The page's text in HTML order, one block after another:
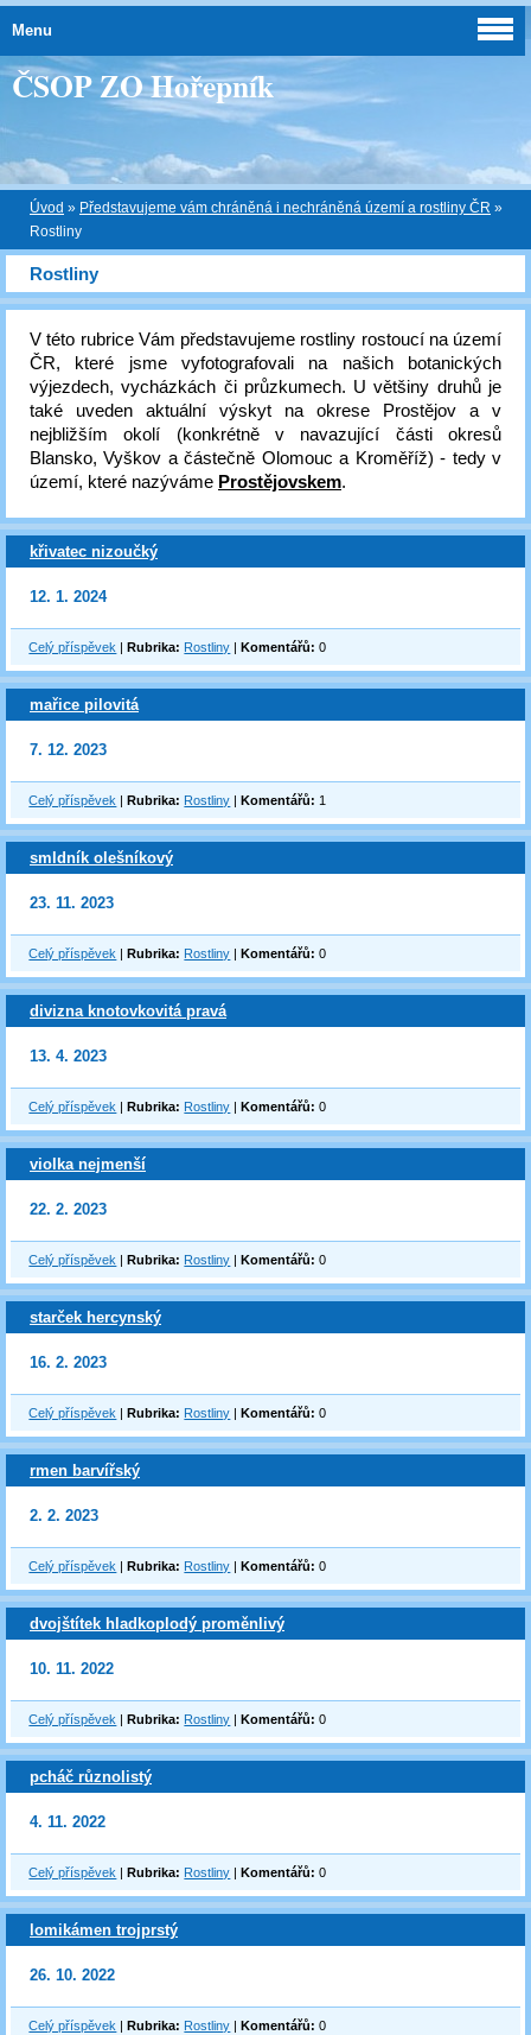
ČSOP ZO Hořepník
Úvod » Představujeme vám chráněná i nechráněná území a rostliny ČR »
Rostliny
Rostliny
V této rubrice Vám představujeme rostliny rostoucí na území
ČR, které jsme vyfotografovali na našich botanických
výjezdech, vycházkách či průzkumech. U většiny druhů je
také uveden aktuální výskyt na okrese Prostějov a v
nejbližším okolí (konkrétně v navazující části okresů
Blansko, Vyškov a částečně Olomouc a Kroměříž) - tedy v
území, které nazýváme Prostějovskem.
křivatec nizoučký
12. 1. 2024
Celý příspěvek |Rubrika: Rostliny |Komentářů: 0
mařice pilovitá
7. 12. 2023
Celý příspěvek |Rubrika: Rostliny |Komentářů: 1
smldník olešníkový
23. 11. 2023
Celý příspěvek |Rubrika: Rostliny |Komentářů: 0
divizna knotovkovitá pravá
13. 4. 2023
Celý příspěvek |Rubrika: Rostliny |Komentářů: 0
violka nejmenší
22. 2. 2023
Celý příspěvek |Rubrika: Rostliny |Komentářů: 0
starček hercynský
16. 2. 2023
Celý příspěvek |Rubrika: Rostliny |Komentářů: 0
rmen barvířský
2. 2. 2023
Celý příspěvek |Rubrika: Rostliny |Komentářů: 0
dvojštítek hladkoplodý proměnlivý
10. 11. 2022
Celý příspěvek |Rubrika: Rostliny |Komentářů: 0
pcháč různolistý
4. 11. 2022
Celý příspěvek |Rubrika: Rostliny |Komentářů: 0
lomikámen trojprstý
26. 10. 2022
Celý příspěvek |Rubrika: Rostliny |Komentářů: 0
Menu